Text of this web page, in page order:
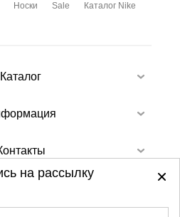
Носки Sale Каталог Nike
Каталог
на рассылку